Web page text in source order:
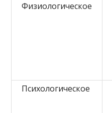
Физиологическое
Психологическое